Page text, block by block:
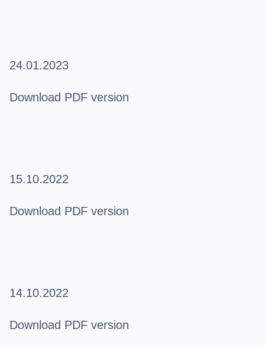
24.01.2023
Download PDF version
15.10.2022
Download PDF version
14.10.2022
Download PDF version